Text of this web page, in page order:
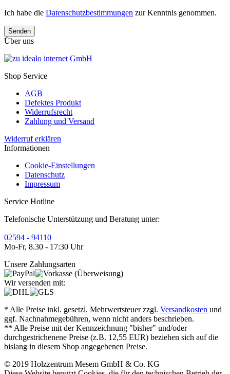
Ich habe die Datenschutzbestimmungen zur Kenntnis genommen.
Senden
Über uns
Shop Service
AGB
Defektes Produkt
Widerrufsrecht
Zahlung und Versand
Widerruf erklären
Informationen
Cookie-Einstellungen
Datenschutz
Impressum
Service Hotline
Telefonische Unterstützung und Beratung unter:
02594 - 94110
Mo-Fr, 8.30 - 17:30 Uhr
Unsere Zahlungsarten
Wir versenden mit:
* Alle Preise inkl. gesetzl. Mehrwertsteuer zzgl. Versandkosten und
ggf. Nachnahmegebühren, wenn nicht anders beschrieben.
** Alle Preise mit der Kennzeichnung "bisher" und/oder
durchgestrichenene Preise (z.B. 12,55 EUR) beziehen sich auf die
bislang in diesem Shop angegebenen Preise.
© 2019 Holzzentrum Mesem GmbH & Co. KG